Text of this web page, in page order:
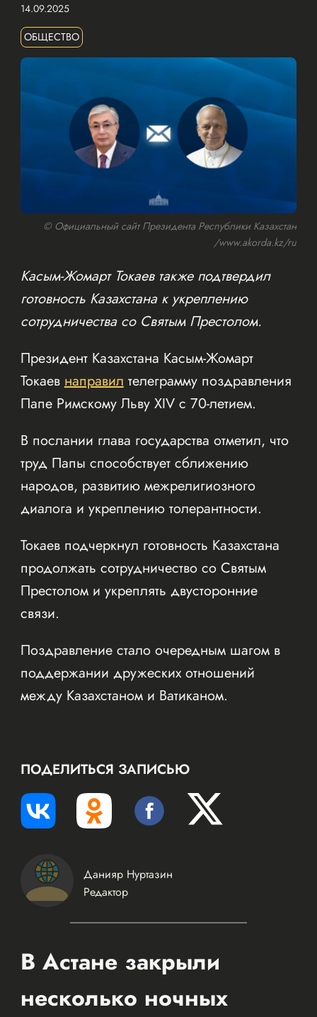
14.09.2025
ОБЩЕСТВО
© Официальный сайт Президента Республики Казахстан
/www.akorda.kz/ru
Касым-Жомарт Токаев также подтвердил
готовность Казахстана к укреплению
сотрудничества со Святым Престолом.
Президент Казахстана Касым-Жомарт
Токаевнаправилтелеграмму поздравления
Папе Римскому Льву XIV с 70-летием.
В послании глава государства отметил, что
труд Папы способствует сближению
народов, развитию межрелигиозного
диалога и укреплению толерантности.
Токаев подчеркнул готовность Казахстана
продолжать сотрудничество со Святым
Престолом и укреплять двусторонние
связи.
Поздравление стало очередным шагом в
поддержании дружеских отношений
между Казахстаном и Ватиканом.
ПОДЕЛИТЬСЯ ЗАПИСЬЮ
Данияр Нуртазин
Редактор
В Астане закрыли
несколько ночных